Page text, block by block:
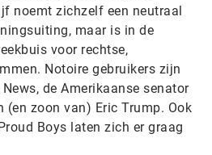
noemt zichzelf een neutraal
maar is in de
voor rechtse,
Notoire gebruikers zijn
de Amerikaanse senator
(en zoon van) Eric Trump. Ook
Boys laten zich er graag